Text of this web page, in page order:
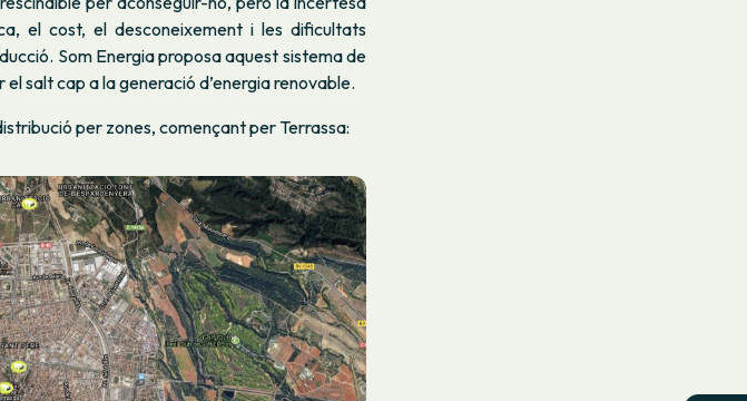
el cost, el desconeixement i les dificultats
Som Energia proposa aquest sistema de
salt cap a la generació d’energia renovable.
per zones, començant per Terrassa: